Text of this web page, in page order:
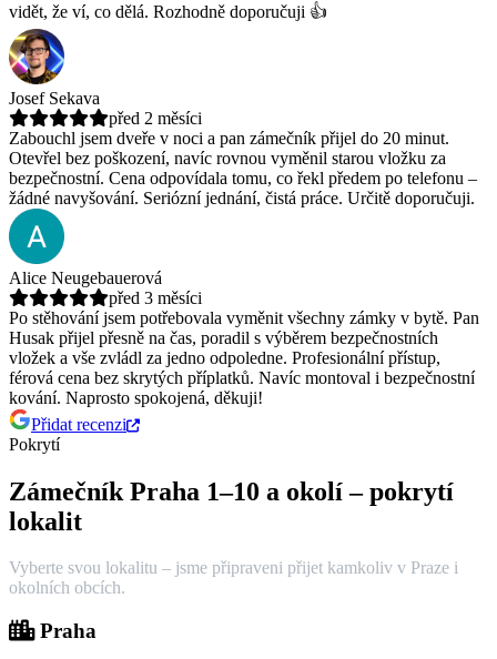
vidět, že ví, co dělá. Rozhodně doporučuji 👍
Josef Sekava
před 2 měsíci
Zabouchl jsem dveře v noci a pan zámečník přijel do 20 minut.
Otevřel bez poškození, navíc rovnou vyměnil starou vložku za
bezpečnostní. Cena odpovídala tomu, co řekl předem po telefonu –
žádné navyšování. Seriózní jednání, čistá práce. Určitě doporučuji.
Alice Neugebauerová
před 3 měsíci
Po stěhování jsem potřebovala vyměnit všechny zámky v bytě. Pan
Husak přijel přesně na čas, poradil s výběrem bezpečnostních
vložek a vše zvládl za jedno odpoledne. Profesionální přístup,
férová cena bez skrytých příplatků. Navíc montoval i bezpečnostní
kování. Naprosto spokojená, děkuji!
Přidat recenzi
Pokrytí
Zámečník Praha 1–10 a okolí – pokrytí
lokalit
Vyberte svou lokalitu – jsme připraveni přijet kamkoliv v Praze i
okolních obcích.
Praha